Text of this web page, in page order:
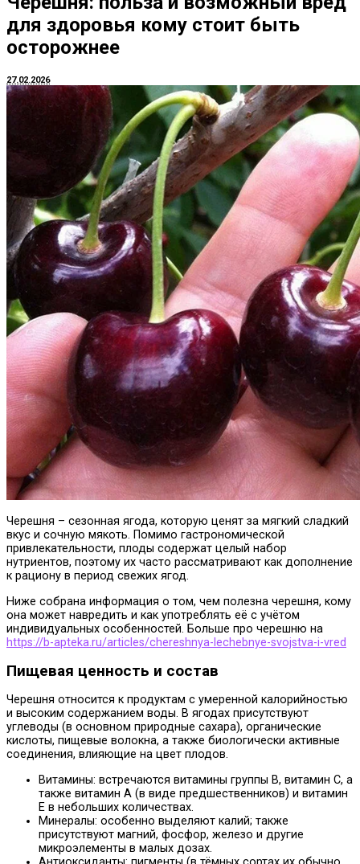
для здоровья кому стоит быть
осторожнее
27.02.2026
Черешня – сезонная ягода, которую ценят за мягкий сладкий
вкус и сочную мякоть. Помимо гастрономической
привлекательности, плоды содержат целый набор
нутриентов, поэтому их часто рассматривают как дополнение
к рациону в период свежих ягод.
Ниже собрана информация о том, чем полезна черешня, кому
она может навредить и как употреблять её с учётом
индивидуальных особенностей. Больше про черешню на
https://b-apteka.ru/articles/chereshnya-lechebnye-svojstva-i-vred
Пищевая ценность и состав
Черешня относится к продуктам с умеренной калорийностью
и высоким содержанием воды. В ягодах присутствуют
углеводы (в основном природные сахара), органические
кислоты, пищевые волокна, а также биологически активные
соединения, влияющие на цвет плодов.
Витамины: встречаются витамины группы B, витамин C, а
также витамин A (в виде предшественников) и витамин
E в небольших количествах.
Минералы: особенно выделяют калий; также
присутствуют магний, фосфор, железо и другие
микроэлементы в малых дозах.